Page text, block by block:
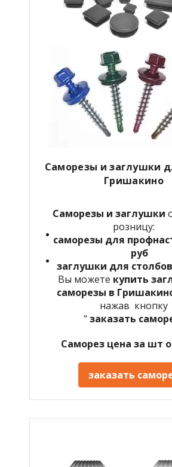
Саморезы и заглушки
Гришакино
Саморезы и заглушки
розницу:
саморезы для
руб
заглушки для
Вы можете купить
саморезы в
нажав кнопку
" заказать
Саморез цена за шт
заказать